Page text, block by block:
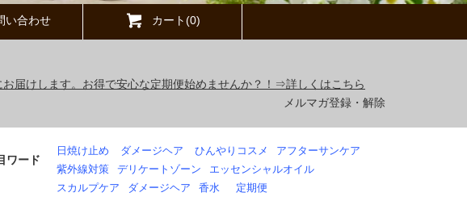
い合わせ カート(0)
届けします。お得で安心な定期便始めませんか？！⇒詳しくはこちら
メルマガ登録・解除
ワード
日焼け止め ダメージヘア ひんやりコスメ
アフターサンケア
紫外線対策
デリケートゾーン
エッセンシャルオイル
スカルプケア
ダメージヘア 香水 定期便